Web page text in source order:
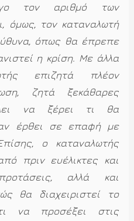
τον αριθμό των
όμως, τον καταναλωτή
όπως θα έπρεπε
η κρίση. Με άλλα
επιζητά πλέον
ζητά ξεκάθαρες
να ξέρει τι θα
έρθει σε επαφή με
ο καταναλωτής
πριν ευέλικτες και
αλλά και
θα διαχειριστεί το
να προσέξει στις